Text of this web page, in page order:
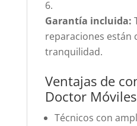
Garantía incluida:
reparaciones están
tranquilidad.
Ventajas de
Doctor Móviles
Técnicos con